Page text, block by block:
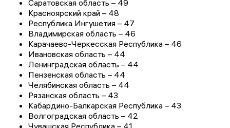
Саратовская область – 49
Красноярский край – 48
Республика Ингушетия – 47
Владимирская область – 46
Карачаево-Черкесская Республика – 46
Ивановская область – 44
Ленинградская область – 44
Пензенская область – 44
Челябинская область – 44
Рязанская область – 43
Кабардино-Балкарская Республика – 43
Волгоградская область – 42